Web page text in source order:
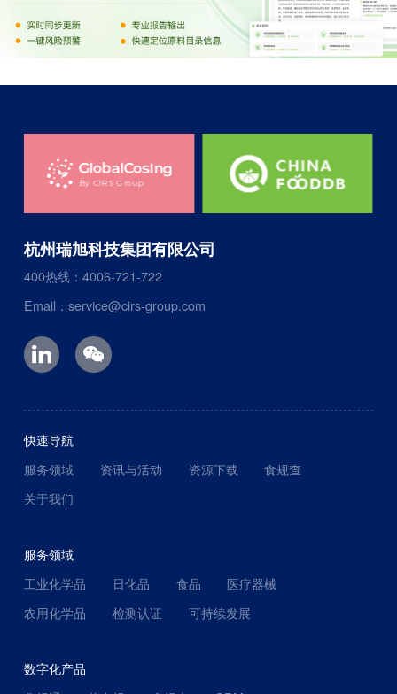
杭州瑞旭科技集团有限公司
400热线：4006-721-722
Email：service@cirs-group.com
快速导航
服务领域
资讯与活动 资源下载
食规查
关于我们
服务领域
工业化学品
日化品 食品
医疗器械
农用化学品
检测认证 可持续发展
数字化产品